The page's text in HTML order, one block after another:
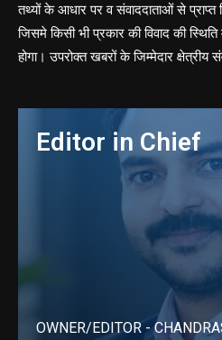
तथ्यों के आधार पर व संवाददाताओं से प्राप्त
जिसमे किसी भी प्रकार की विवाद की
होगा। उपरोक्त खबरों के जिम्मेदार क्षेत्रीय
Editor in Chief
OWNER/EDITOR -